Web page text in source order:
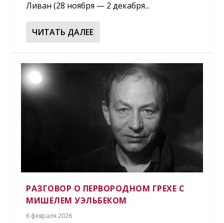
Ливан (28 ноября — 2 декабря...
ЧИТАТЬ ДАЛЕЕ
РАЗГОВОР О ПЕРВОРОДНОМ ГРЕХЕ С
МИШЕЛЕМ УЭЛЬБЕКОМ
6 февраля 2026